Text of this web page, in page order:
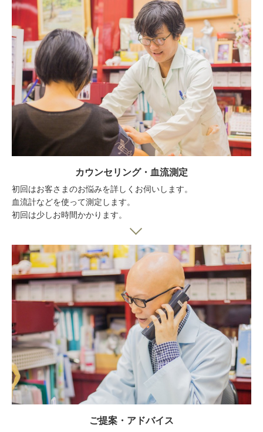
カウンセリング・血流測定
初回はお客さまのお悩みを詳しくお伺いします。
血流計などを使って測定します。
初回は少しお時間かかります。
ご提案・アドバイス